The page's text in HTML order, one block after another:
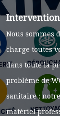
Nous sommes
charge toutes
dans toute la
problème de
sanitaire :
matériel